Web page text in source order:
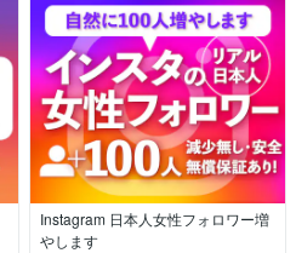
Instagram 日本人女性フォロワー増
やします